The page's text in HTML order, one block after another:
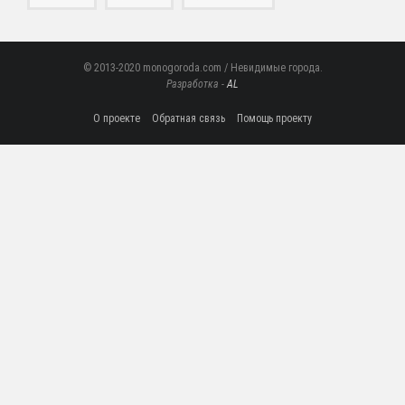
© 2013-2020 monogoroda.com / Невидимые города.
Разработка -AL
О проекте Обратная связь Помощь проекту